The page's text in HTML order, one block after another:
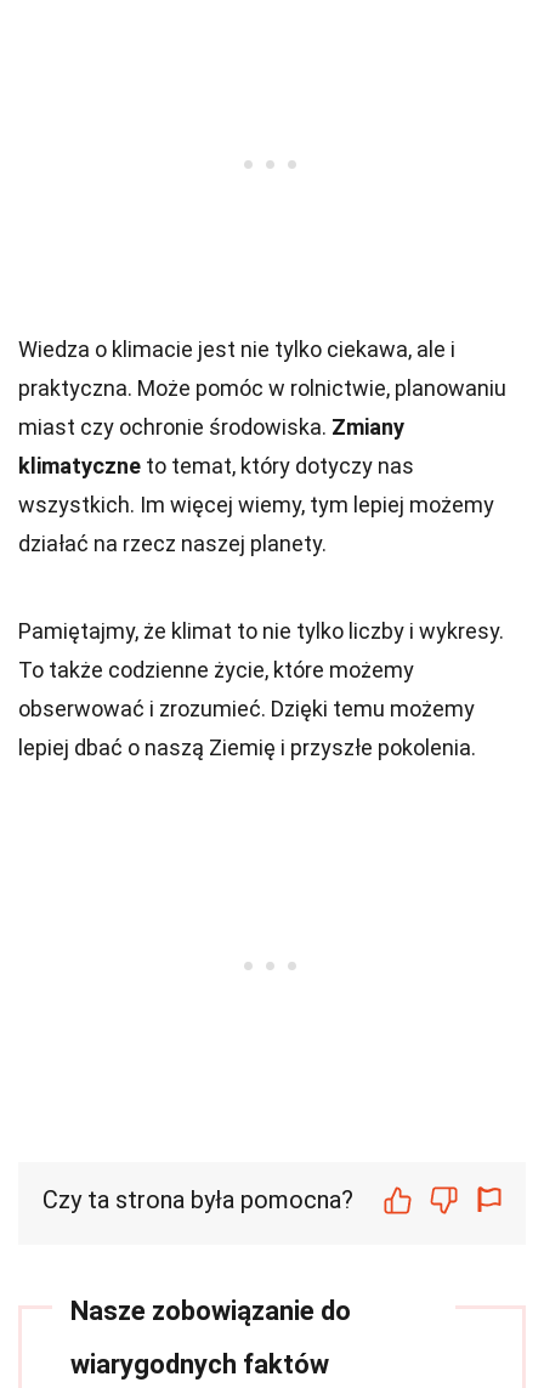
Wiedza o klimacie jest nie tylko ciekawa, ale i
praktyczna. Może pomóc w rolnictwie, planowaniu
miast czy ochronie środowiska. Zmiany
klimatyczne to temat, który dotyczy nas
wszystkich. Im więcej wiemy, tym lepiej możemy
działać na rzecz naszej planety.
Pamiętajmy, że klimat to nie tylko liczby i wykresy.
To także codzienne życie, które możemy
obserwować i zrozumieć. Dzięki temu możemy
lepiej dbać o naszą Ziemię i przyszłe pokolenia.
Czy ta strona była pomocna?
Nasze zobowiązanie do
wiarygodnych faktów